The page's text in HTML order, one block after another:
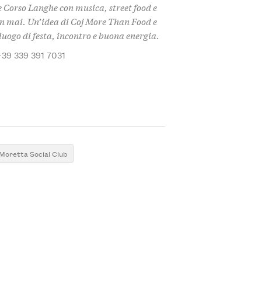
Langhe con musica, street food e
Un’idea di Coj More Than Food e
di festa, incontro e buona energia.
339 391 7031
Moretta Social Club